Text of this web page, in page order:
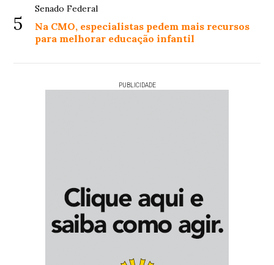
5
Senado Federal
Na CMO, especialistas pedem mais recursos
para melhorar educação infantil
PUBLICIDADE